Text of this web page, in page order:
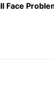
Face